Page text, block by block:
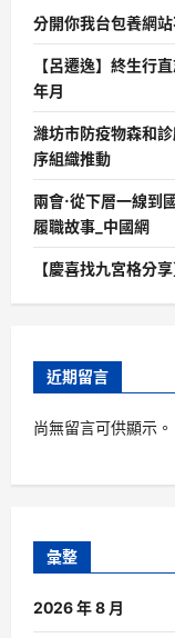
分開你我台包養網
【呂遷逸】終生行
年月
濰坊市防疫物森和
序組織推動
兩會·從下層一線到
履職故事_中國網
【慶喜找九宮格分
近期留言
尚無留言可供顯示。
彙整
2026 年 8 月